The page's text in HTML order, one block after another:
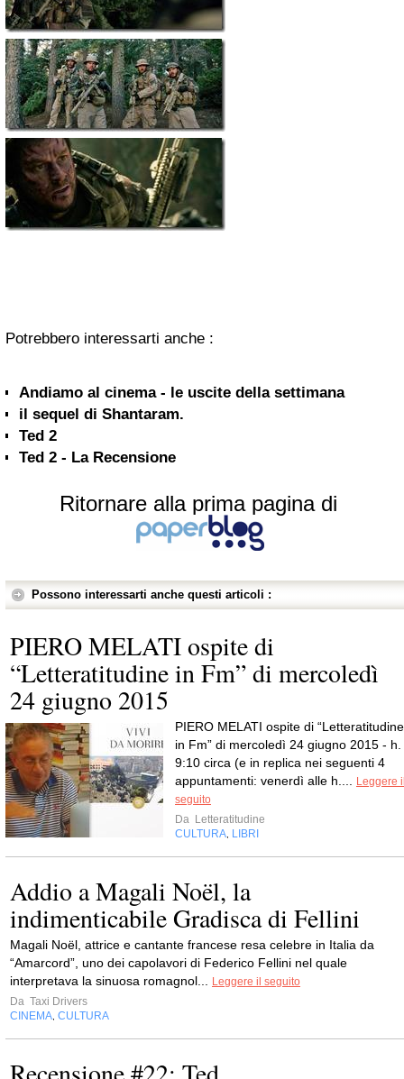
Potrebbero interessarti anche :
Andiamo al cinema - le uscite della settimana
il sequel di Shantaram.
Ted 2
Ted 2 - La Recensione
Ritornare alla prima pagina di
Possono interessarti anche questi articoli :
PIERO MELATI ospite di
“Letteratitudine in Fm” di mercoledì
24 giugno 2015
PIERO MELATI ospite di “Letteratitudine
in Fm” di mercoledì 24 giugno 2015 - h.
9:10 circa (e in replica nei seguenti 4
appuntamenti: venerdì alle h....
Leggere
seguito
Da Letteratitudine
CULTURA LIBRI
Addio a Magali Noël, la
indimenticabile Gradisca di Fellini
Magali Noël, attrice e cantante francese resa celebre in Italia da
“Amarcord”, uno dei capolavori di Federico Fellini nel quale
interpretava la sinuosa romagnol...
Leggere il seguito
Da Taxi Drivers
CINEMA CULTURA